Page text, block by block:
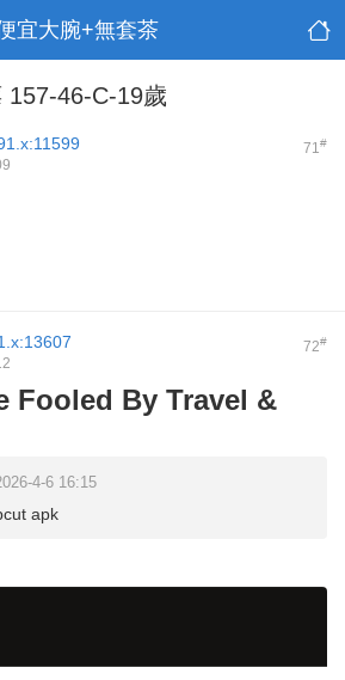
宜大腕+無套茶
157-46-C-19歲
71#
72#
By Travel &
4-6 16:15
apk